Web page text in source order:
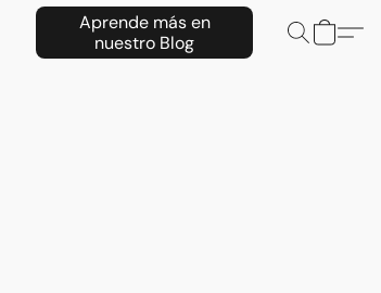
Aprende más en
nuestro Blog